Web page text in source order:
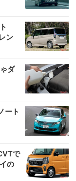
ン
ダ
ート
で
の